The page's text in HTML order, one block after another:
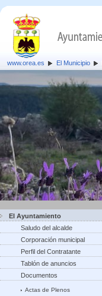
www.orea.es El Municipio
El Ayuntamiento
Saludo del alcalde
Corporación municipal
Perfil del Contratante
Tablón de anuncios
Documentos
Actas de Plenos